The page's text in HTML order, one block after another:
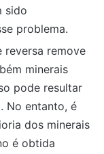
sido
problema.
reversa remove
minerais
pode resultar
No entanto, é
dos minerais
é obtida